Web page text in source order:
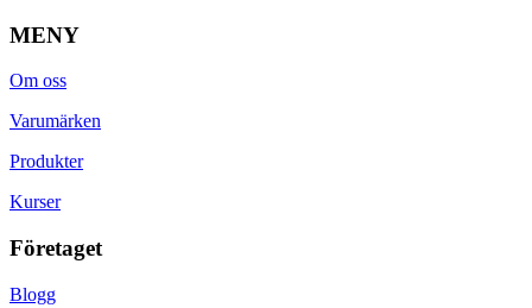
MENY
Om oss
Varumärken
Produkter
Kurser
Företaget
Blogg